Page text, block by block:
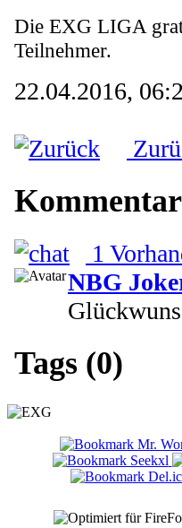
Die EXG LIGA
Teilnehmer.
22.04.2016,
1
NBG
Tags (0)